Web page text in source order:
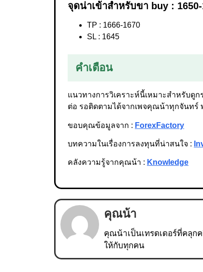
จุดน่าเข้าสำหรับขา buy : 1650-
TP : 1666-1670
SL : 1645
คำเตือน
แนวทางการวิเคราะห์นี้เหมาะสำหรับดู
ต่อ รอติดตามได้จากเพจคุณน้าทุกจันทร์
ขอบคุณข้อมูลจาก : ForexFactory
บทความในเรื่องการลงทุนที่น่าสนใจ :
คลังความรู้จากคุณน้า : Knowledge
คุณน้า
คุณน้าเป็นเทรดเดอร์ที่คลุก
ให้กับทุกคน